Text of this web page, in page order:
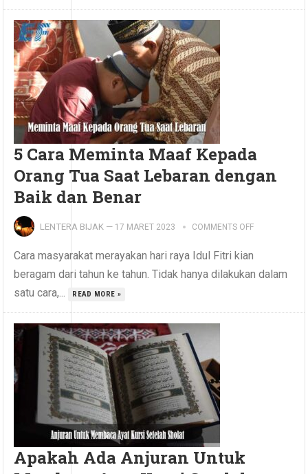
5 Cara Meminta Maaf Kepada
Orang Tua Saat Lebaran dengan
Baik dan Benar
LENTERA BIJAK — 17 MARET 2023 COMMENTS OFF
Cara masyarakat merayakan hari raya Idul Fitri kian
beragam dari tahun ke tahun. Tidak hanya dilakukan dalam
satu cara,...
READ MORE »
Apakah Ada Anjuran Untuk